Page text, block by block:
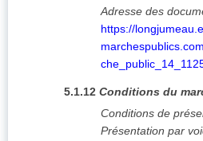
Adresse des
https://
5.1.12 Conditions du
Conditions de
Présentation par